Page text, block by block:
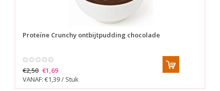
Proteïne Crunchy ontbijtpudding chocolade
€2,50 €1,69
VANAF: €1,39 / Stuk